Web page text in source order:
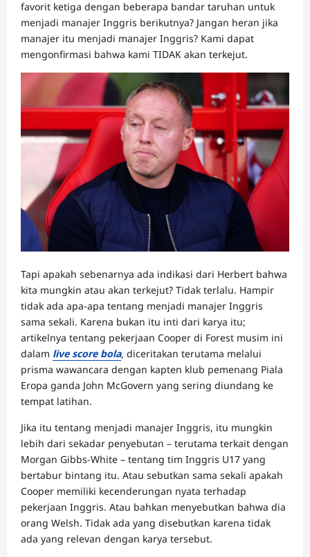
favorit ketiga dengan beberapa bandar taruhan untuk
menjadi manajer Inggris berikutnya? Jangan heran jika
manajer itu menjadi manajer Inggris? Kami dapat
mengonfirmasi bahwa kami TIDAK akan terkejut.
Tapi apakah sebenarnya ada indikasi dari Herbert bahwa
kita mungkin atau akan terkejut? Tidak terlalu. Hampir
tidak ada apa-apa tentang menjadi manajer Inggris
sama sekali. Karena bukan itu inti dari karya itu;
artikelnya tentang pekerjaan Cooper di Forest musim ini
dalam live score bola, diceritakan terutama melalui
prisma wawancara dengan kapten klub pemenang Piala
Eropa ganda John McGovern yang sering diundang ke
tempat latihan.
Jika itu tentang menjadi manajer Inggris, itu mungkin
lebih dari sekadar penyebutan – terutama terkait dengan
Morgan Gibbs-White – tentang tim Inggris U17 yang
bertabur bintang itu. Atau sebutkan sama sekali apakah
Cooper memiliki kecenderungan nyata terhadap
pekerjaan Inggris. Atau bahkan menyebutkan bahwa dia
orang Welsh. Tidak ada yang disebutkan karena tidak
ada yang relevan dengan karya tersebut.